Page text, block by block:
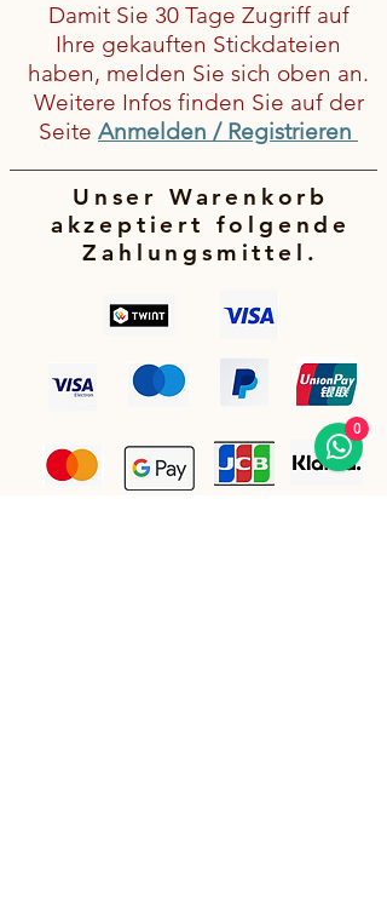
Damit Sie 30 Tage Zugriff auf
Ihre gekauften Stickdateien
haben, melden Sie sich oben an.
Weitere Infos finden Sie auf der
Seite Anmelden / Registrieren
Unser Warenkorb
akzeptiert folgende
Zahlungsmittel.
0